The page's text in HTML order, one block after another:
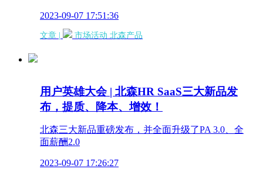
2023-09-07 17:51:36
文章 | 市场活动 北森产品
用户英雄大会 | 北森HR SaaS三大新品发
布，提质、降本、增效！
北森三大新品重磅发布，并全面升级了PA 3.0、全
面薪酬2.0
2023-09-07 17:26:27